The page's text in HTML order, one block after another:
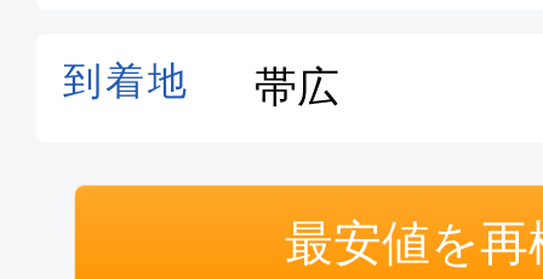
最安値を再